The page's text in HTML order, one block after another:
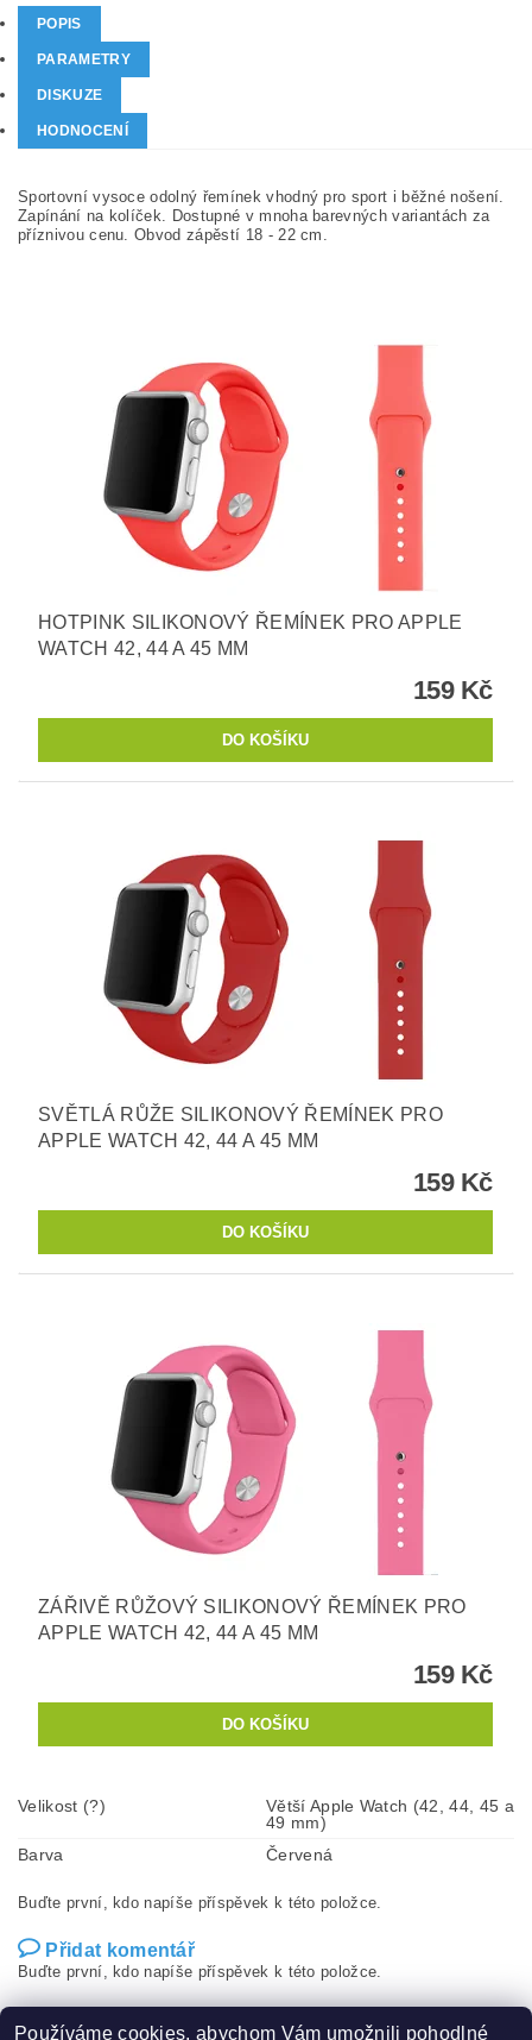
POPIS
PARAMETRY
DISKUZE
HODNOCENÍ
Sportovní vysoce odolný řemínek vhodný pro sport i běžné nošení.
Zapínání na kolíček. Dostupné v mnoha barevných variantách za
příznivou cenu. Obvod zápěstí 18 - 22 cm.
HOTPINK SILIKONOVÝ ŘEMÍNEK PRO APPLE
WATCH 42, 44 A 45 MM
159 Kč
SVĚTLÁ RŮŽE SILIKONOVÝ ŘEMÍNEK PRO
APPLE WATCH 42, 44 A 45 MM
159 Kč
ZÁŘIVĚ RŮŽOVÝ SILIKONOVÝ ŘEMÍNEK PRO
APPLE WATCH 42, 44 A 45 MM
159 Kč
Velikost (?)
Větší Apple Watch (42, 44, 45 a
49 mm)
Barva
Červená
Buďte první, kdo napíše příspěvek k této položce.
Přidat komentář
Buďte první, kdo napíše příspěvek k této položce.
Používáme cookies, abychom Vám umožnili pohodlné